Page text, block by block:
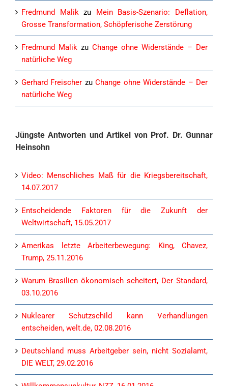
Fredmund Malikzu Mein Basis-Szenario: Deflation,
Grosse Transformation, Schöpferische Zerstörung
Fredmund Malik zu Change ohne Widerstände – Der
natürliche Weg
Gerhard Freischer zuChange ohne Widerstände – Der
natürliche Weg
Jüngste Antworten und Artikel von Prof. Dr. Gunnar
Heinsohn
Video: Menschliches Maß für die Kriegsbereitschaft,
14.07.2017
Entscheidende Faktoren für die Zukunft der
Weltwirtschaft, 15.05.2017
Amerikas letzte Arbeiterbewegung: King, Chavez,
Trump, 25.11.2016
Warum Brasilien ökonomisch scheitert, Der Standard,
03.10.2016
Nuklearer Schutzschild kann Verhandlungen
entscheiden, welt.de, 02.08.2016
Deutschland muss Arbeitgeber sein, nicht Sozialamt,
DIE WELT, 29.02.2016